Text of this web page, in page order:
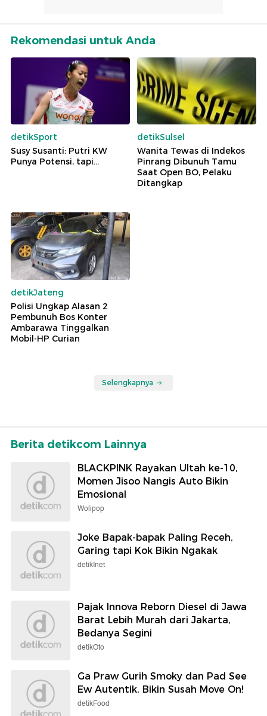
Rekomendasi untuk Anda
detikSport
Susy Susanti: Putri KW
Punya Potensi, tapi...
detikSulsel
Wanita Tewas di Indekos
Pinrang Dibunuh Tamu
Saat Open BO, Pelaku
Ditangkap
detikJateng
Polisi Ungkap Alasan 2
Pembunuh Bos Konter
Ambarawa Tinggalkan
Mobil-HP Curian
Selengkapnya
Berita detikcom Lainnya
BLACKPINK Rayakan Ultah ke-10,
Momen Jisoo Nangis Auto Bikin
Emosional
Wolipop
Joke Bapak-bapak Paling Receh,
Garing tapi Kok Bikin Ngakak
detikInet
Pajak Innova Reborn Diesel di Jawa
Barat Lebih Murah dari Jakarta,
Bedanya Segini
detikOto
Ga Praw Gurih Smoky dan Pad See
Ew Autentik, Bikin Susah Move On!
detikFood